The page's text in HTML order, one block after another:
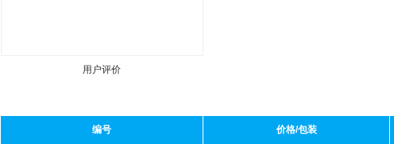
用户评价
编号 价格/包装